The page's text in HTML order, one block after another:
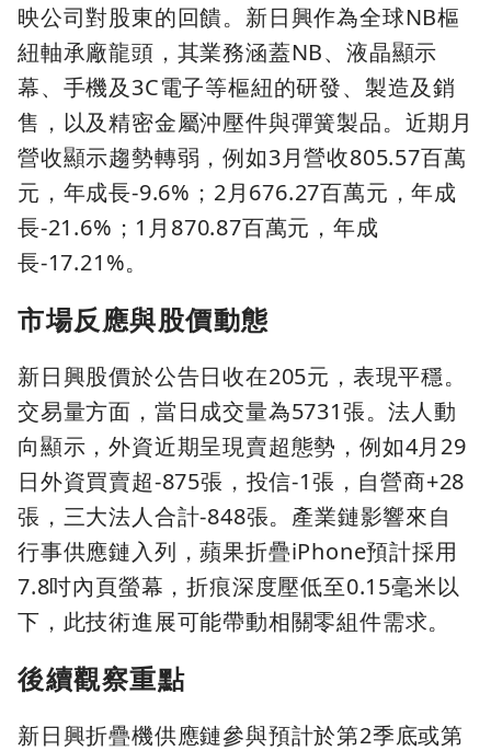
映公司對股東的回饋。新日興作為全球NB樞
紐軸承廠龍頭，其業務涵蓋NB、液晶顯示
幕、手機及3C電子等樞紐的研發、製造及銷
售，以及精密金屬沖壓件與彈簧製品。近期月
營收顯示趨勢轉弱，例如3月營收805.57百萬
元，年成長-9.6%；2月676.27百萬元，年成
長-21.6%；1月870.87百萬元，年成
長-17.21%。
市場反應與股價動態
新日興股價於公告日收在205元，表現平穩。
交易量方面，當日成交量為5731張。法人動
向顯示，外資近期呈現賣超態勢，例如4月29
日外資買賣超-875張，投信-1張，自營商+28
張，三大法人合計-848張。產業鏈影響來自
行事供應鏈入列，蘋果折疊iPhone預計採用
7.8吋內頁螢幕，折痕深度壓低至0.15毫米以
下，此技術進展可能帶動相關零組件需求。
後續觀察重點
新日興折疊機供應鏈參與預計於第2季底或第